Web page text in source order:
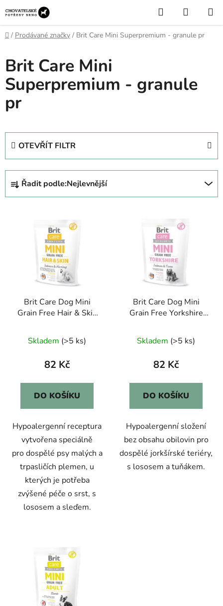
na
obsah
Hledat
KOŠÍK
Domů
/ Prodávané značky / Brit Care Mini Superpremium - granule pr
Brit Care Mini
Superpremium - granule
pr
OTEVŘÍT FILTR
Ř
z
Řadit podle:Nejlevnější
Brit Care Dog Mini
Grain Free Hair & Skin
Skladem (>5 ks)
82 Kč
DO KOŠÍKU
Hypoalergenní receptura
vytvořena speciálně
pro dospělé psy malých a
trpasličích plemen, u
kterých je potřeba
zvýšené péče o srst, s
lososem a sleďem.
Brit Care Dog Mini
Grain Free Yorkshire
Skladem (>5 ks)
82 Kč
DO KOŠÍKU
Hypoalergenní složení
bez obsahu obilovin pro
dospělé jorkšírské teriéry,
s lososem a tuňákem.